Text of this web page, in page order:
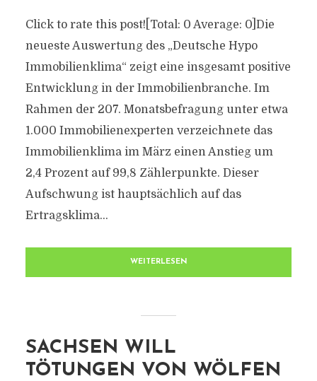
Click to rate this post![Total: 0 Average: 0]Die
neueste Auswertung des „Deutsche Hypo
Immobilienklima“ zeigt eine insgesamt positive
Entwicklung in der Immobilienbranche. Im
Rahmen der 207. Monatsbefragung unter etwa
1.000 Immobilienexperten verzeichnete das
Immobilienklima im März einen Anstieg um
2,4 Prozent auf 99,8 Zählerpunkte. Dieser
Aufschwung ist hauptsächlich auf das
Ertragsklima...
WEITERLESEN
SACHSEN WILL
TÖTUNGEN VON WÖLFEN